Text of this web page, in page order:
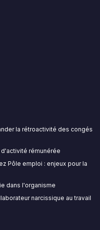
la rétroactivité des congés
rémunérée
Pôle emploi : enjeux pour la
dans l'organisme
narcissique au travail